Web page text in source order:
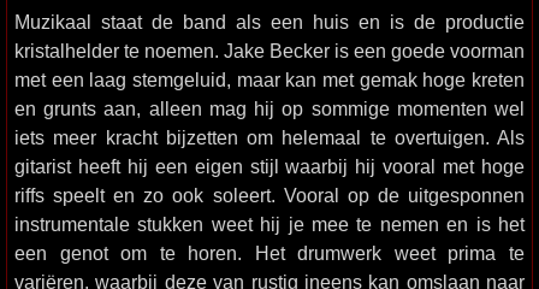
Muzikaal staat de band als een huis en is de productie
kristalhelder te noemen. Jake Becker is een goede voorman
met een laag stemgeluid, maar kan met gemak hoge kreten
en grunts aan, alleen mag hij op sommige momenten wel
iets meer kracht bijzetten om helemaal te overtuigen. Als
gitarist heeft hij een eigen stijl waarbij hij vooral met hoge
riffs speelt en zo ook soleert. Vooral op de uitgesponnen
instrumentale stukken weet hij je mee te nemen en is het
een genot om te horen. Het drumwerk weet prima te
variëren, waarbij deze van rustig ineens kan omslaan naar